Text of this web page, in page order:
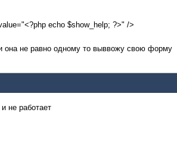
echo $show_help; ?>" />
она не равно одному то выввожу свою форму
не работает